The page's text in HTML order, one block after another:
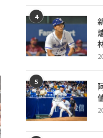
2026 年 7 月 27 日
4
5